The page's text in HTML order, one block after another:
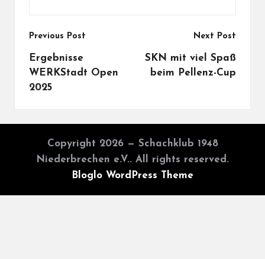
Post
navigation
Previous Post
Ergebnisse
WERKStadt Open
2025
Next Post
SKN mit viel Spaß
beim Pellenz-Cup
Copyright 2026 — Schachklub 1948
Niederbrechen e.V.. All rights reserved.
Bloglo WordPress Theme